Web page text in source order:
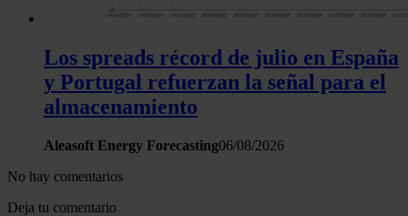
Los spreads récord de julio en España
y Portugal refuerzan la señal para el
almacenamiento
Aleasoft Energy Forecasting06/08/2026
No hay comentarios
Deja tu comentario